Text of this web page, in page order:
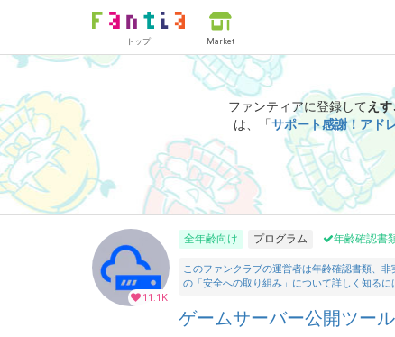
トップ Market
ファンティアに登録してえ
は、「サポート感謝！アド
11.1K
全年齢向け プログラム 年齢確認書
このファンクラブの運営者は年齢確認書類、
の「安全への取り組み」について詳しく知るに
ゲームサーバー公開ツー